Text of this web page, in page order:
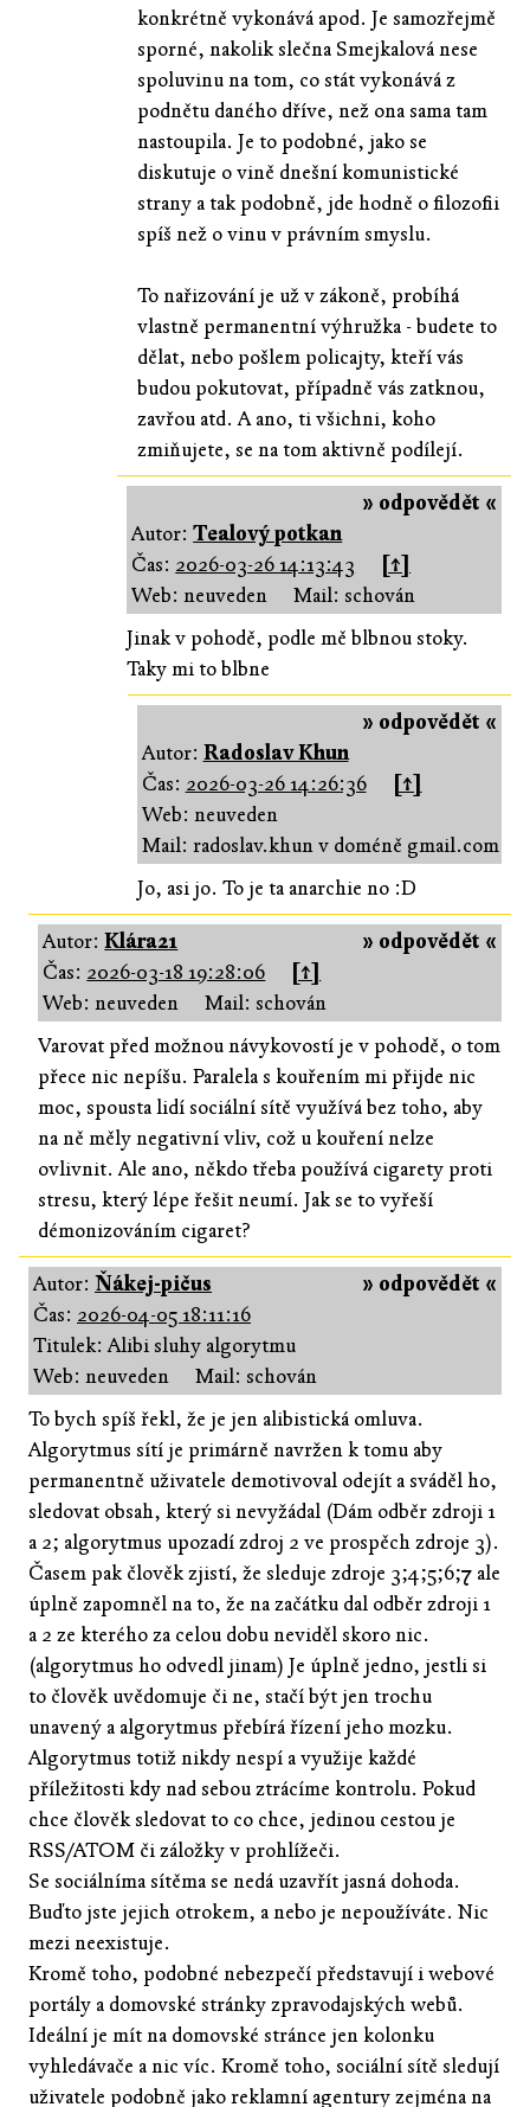
konkrétně vykonává apod. Je samozřejmě
sporné, nakolik slečna Smejkalová nese
spoluvinu na tom, co stát vykonává z
podnětu daného dříve, než ona sama tam
nastoupila. Je to podobné, jako se
diskutuje o vině dnešní komunistické
strany a tak podobně, jde hodně o filozofii
spíš než o vinu v právním smyslu.
To nařizování je už v zákoně, probíhá
vlastně permanentní výhružka - budete to
dělat, nebo pošlem policajty, kteří vás
budou pokutovat, případně vás zatknou,
zavřou atd. A ano, ti všichni, koho
zmiňujete, se na tom aktivně podílejí.
» odpovědět «
Autor:Tealový potkan
Čas: 2026-03-26 14:13:43
[↑]
Web: neuveden
Mail: schován
Jinak v pohodě, podle mě blbnou stoky.
Taky mi to blbne
» odpovědět «
Autor: Radoslav Khun
Čas: 2026-03-26 14:26:36
[↑]
Web: neuveden
Mail: radoslav.khun v doméně gmail.com
Jo, asi jo. To je ta anarchie no :D
» odpovědět «
Autor:Klára21
Čas: 2026-03-18 19:28:06
[↑]
Web: neuveden
Mail: schován
Varovat před možnou návykovostí je v pohodě, o tom
přece nic nepíšu. Paralela s kouřením mi přijde nic
moc, spousta lidí sociální sítě využívá bez toho, aby
na ně měly negativní vliv, což u kouření nelze
ovlivnit. Ale ano, někdo třeba používá cigarety proti
stresu, který lépe řešit neumí. Jak se to vyřeší
démonizováním cigaret?
» odpovědět «
Autor: Ňákej-pičus
Čas: 2026-04-05 18:11:16
Titulek: Alibi sluhy algorytmu
Web: neuveden
Mail: schován
To bych spíš řekl, že je jen alibistická omluva.
Algorytmus sítí je primárně navržen k tomu aby
permanentně uživatele demotivoval odejít a sváděl ho,
sledovat obsah, který si nevyžádal (Dám odběr zdroji 1
a 2; algorytmus upozadí zdroj 2 ve prospěch zdroje 3).
Časem pak člověk zjistí, že sleduje zdroje 3;4;5;6;7 ale
úplně zapomněl na to, že na začátku dal odběr zdroji 1
a 2 ze kterého za celou dobu neviděl skoro nic.
(algorytmus ho odvedl jinam) Je úplně jedno, jestli si
to člověk uvědomuje či ne, stačí být jen trochu
unavený a algorytmus přebírá řízení jeho mozku.
Algorytmus totiž nikdy nespí a využije každé
příležitosti kdy nad sebou ztrácíme kontrolu. Pokud
chce člověk sledovat to co chce, jedinou cestou je
RSS/ATOM či záložky v prohlížeči.
Se sociálníma sítěma se nedá uzavřít jasná dohoda.
Buďto jste jejich otrokem, a nebo je nepoužíváte. Nic
mezi neexistuje.
Kromě toho, podobné nebezpečí představují i webové
portály a domovské stránky zpravodajských webů.
Ideální je mít na domovské stránce jen kolonku
vyhledávače a nic víc. Kromě toho, sociální sítě sledují
uživatele podobně jako reklamní agentury zejména na